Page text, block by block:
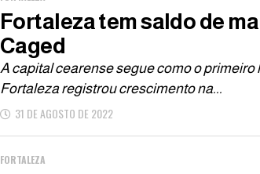
Fortaleza tem saldo de
Caged
A capital cearense segue como o
Fortaleza registrou crescimento na...
31 DE AGOSTO DE 2022
FORTALEZA